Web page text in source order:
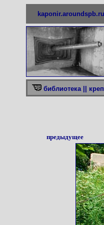
kaponir.aroundspb.ru
библиотека ||
предыдущее